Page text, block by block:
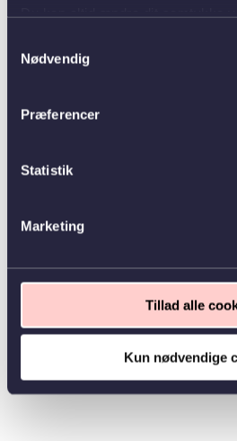
Nødvendig
Præferencer
Statistik
Marketing
Tillad alle
Kun nødvendige